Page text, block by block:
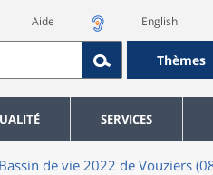
Aide English
Thèmes
SERVICES
de vie 2022 de Vouziers